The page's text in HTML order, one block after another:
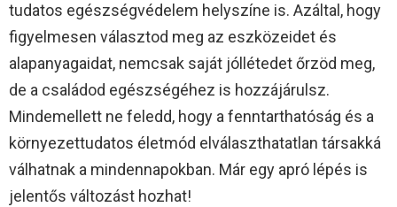
tudatos egészségvédelem helyszíne is. Azáltal, hogy
figyelmesen választod meg az eszközeidet és
alapanyagaidat, nemcsak saját jóllétedet őrzöd meg,
de a családod egészségéhez is hozzájárulsz.
Mindemellett ne feledd, hogy a fenntarthatóság és a
környezettudatos életmód elválaszthatatlan társakká
válhatnak a mindennapokban. Már egy apró lépés is
jelentős változást hozhat!